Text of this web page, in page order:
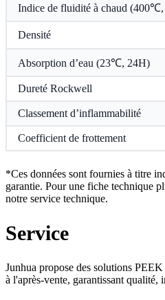
Indice de fluidité à chaud
Densité
Absorption d’eau (23℃, 24H)
Dureté Rockwell
Classement d’inflammabilité
Coefficient de frottement
*Ces données sont fournies à titre
garantie. Pour une fiche technique
notre service technique.
Service
Junhua propose des solutions
à l'après-vente, garantissant